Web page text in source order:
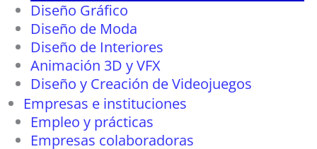
Diseño Gráfico
Diseño de Moda
Diseño de Interiores
Animación 3D y VFX
Diseño y Creación de Videojuegos
Empresas e instituciones
Empleo y prácticas
Empresas colaboradoras